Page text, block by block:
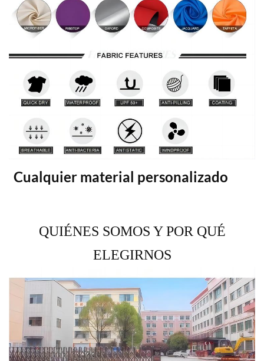
Cualquier material personalizado
QUIÉNES SOMOS Y POR QUÉ
ELEGIRNOS